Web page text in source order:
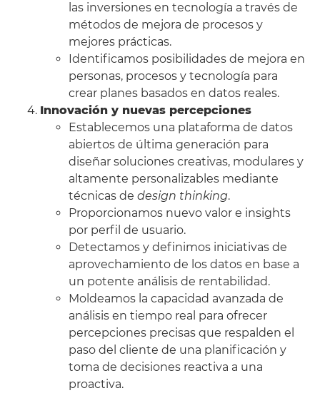
las inversiones en tecnología a través de
métodos de mejora de procesos y
mejores prácticas.
Identificamos posibilidades de mejora en
personas, procesos y tecnología para
crear planes basados en datos reales.
Innovación y nuevas percepciones
Establecemos una plataforma de datos
abiertos de última generación para
diseñar soluciones creativas, modulares y
altamente personalizables mediante
técnicas de design thinking.
Proporcionamos nuevo valor e insights
por perfil de usuario.
Detectamos y definimos iniciativas de
aprovechamiento de los datos en base a
un potente análisis de rentabilidad.
Moldeamos la capacidad avanzada de
análisis en tiempo real para ofrecer
percepciones precisas que respalden el
paso del cliente de una planificación y
toma de decisiones reactiva a una
proactiva.